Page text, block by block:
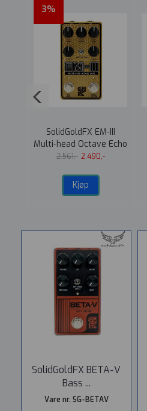
3%
SolidGoldFX EM-III
Multi-head Octave Echo
2.561,- 2.490,-
Kjøp
SolidGoldFX BETA-V
Bass ...
Vare nr. SG-BETAV